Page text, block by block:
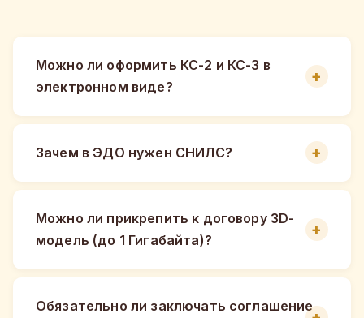
Можно ли оформить КС-2 и КС-3 в
электронном виде?
Зачем в ЭДО нужен СНИЛС?
Можно ли прикрепить к договору 3D-
модель (до 1 Гигабайта)?
Обязательно ли заключать соглашение